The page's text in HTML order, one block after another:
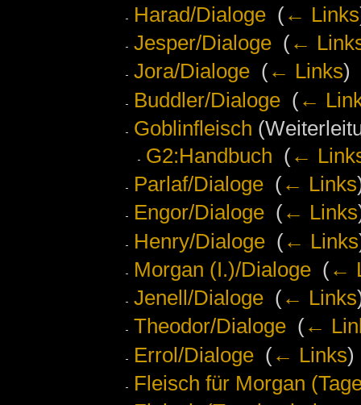
Harad/Dialoge‎ (← Links
Jesper/Dialoge‎ (←
Jora/Dialoge‎ (← Links)
Buddler/Dialoge‎ (←
Goblinfleisch
G2:Handbuch (←
Parlaf/Dialoge‎ (← Links
Engor/Dialoge‎ (← Links
Henry/Dialoge‎ (← Links
Morgan (I.)/Dialoge‎ (←
Jenell/Dialoge‎ (← Links
Theodor/Dialoge‎ (←
Errol/Dialoge‎ (← Links)
Fleisch für Morgan